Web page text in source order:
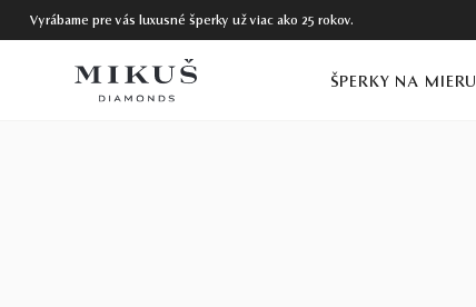
Vyrábame pre vás luxusné šperky už viac ako 25 rokov.
ŠPERKY NA MIERU